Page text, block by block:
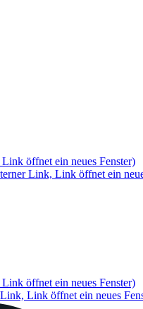
öffnet ein neues Fenster)
Link, Link öffnet ein
öffnet ein neues Fenster)
Link öffnet ein neues